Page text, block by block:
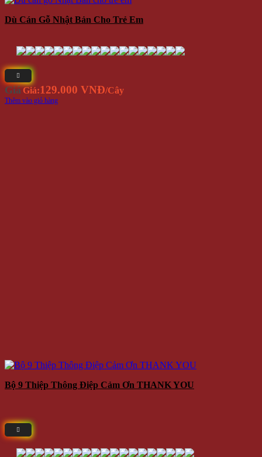
Dù Cán Gỗ Nhật Bản Cho Trẻ Em
Giá Giá:129.000 VNĐ/Cây
Thêm vào giỏ hàng
Bộ 9 Thiệp Thông Điệp Cảm Ơn THANK YOU